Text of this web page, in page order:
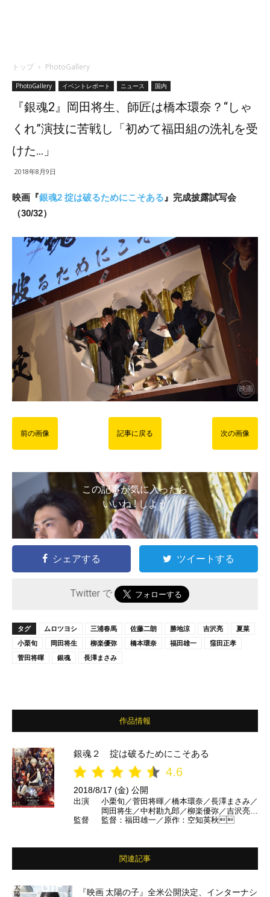
トップ PhotoGallery
PhotoGallery イベントレポート ニュース 国内
『銀魂2』岡田将生、師匠は橋本環奈？“しゃ
くれ”演技に苦戦し「初めて福田組の洗礼を受
けた…」
2018年8月9日
映画『銀魂2 掟は破るためにこそある 』完成披露試写会
（30/32）
前の画像 記事に戻る 次の画像
この記事が気に入ったら
いいね ! しよう
シェアする ツイートする
Twitter で
タグ ムロツヨシ 三浦春馬 佐藤二朗 勝地涼 吉沢亮
夏菜
小栗旬
岡田将生 柳楽優弥 橋本環奈 福田雄一
窪田正孝
菅田将暉
銀魂 長澤まさみ
作品情報
銀魂２ 掟は破るためにこそある
4.6
2018/8/17 (金) 公開
出演
小栗旬／菅田将暉／橋本環奈／長澤まさみ／
岡田将生／中村勘九郎／柳楽優弥／吉沢亮／
勝地涼／夏菜／佐藤二朗／ムロツヨシ／キム
監督 監督：福田雄一／原作：空知英秋
関連記事
『映画 太陽の子』全米公開決定、インターナシ